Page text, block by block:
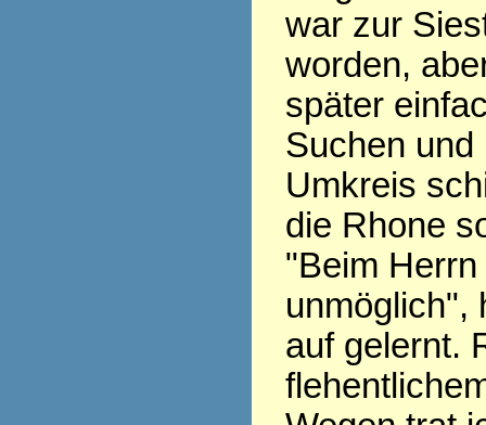
war zur
worden,
später
Suchen
Umkreis
die Rhone
"Beim
unmöglich",
auf gelernt.